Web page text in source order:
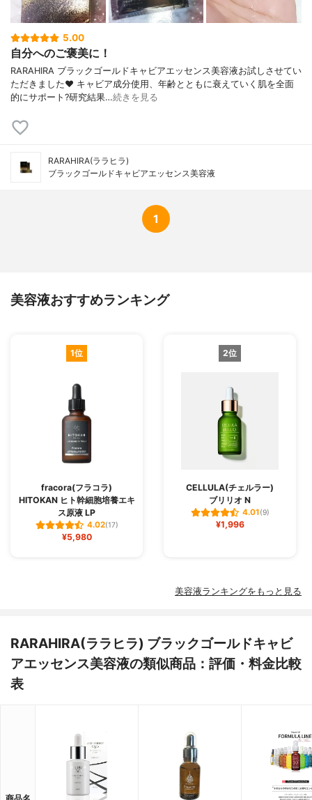
5.00
自分へのご褒美に！
RARAHIRA ブラックゴールドキャビアエッセンス美容液お試しさせてい
ただきました❤️ キャビア成分使用、年齢とともに衰えていく肌を全面
的にサポート?研究結果…続きを見る
RARAHIRA(ララヒラ)
ブラックゴールドキャビアエッセンス美容液
1
美容液おすすめランキング
1位
fracora(フラコラ)
HITOKAN ヒト幹細胞培養エキ
ス原液 LP
4.02(17)
¥5,980
2位
CELLULA(チェルラー)
ブリリオ N
4.01(9)
¥1,996
美容液ランキングをもっと見る
RARAHIRA(ララヒラ) ブラックゴールドキャビ
アエッセンス美容液の類似商品：評価・料金比較
表